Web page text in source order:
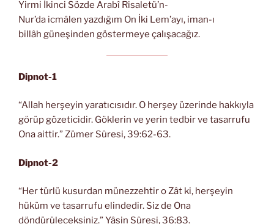
Yirmi İkinci Sözde Arabî Risaletü’n-
Nur’da icmâlen yazdığım On İki Lem’ayı, iman-ı
billâh güneşinden göstermeye çalışacağız.
Dipnot-1
“Allah herşeyin yaratıcısıdır. O herşey üzerinde hakkıyla
görüp gözeticidir. Göklerin ve yerin tedbir ve tasarrufu
Ona aittir.” Zümer Sûresi, 39:62-63.
Dipnot-2
“Her türlü kusurdan münezzehtir o Zât ki, herşeyin
hüküm ve tasarrufu elindedir. Siz de Ona
döndürüleceksiniz.” Yâsin Sûresi, 36:83.